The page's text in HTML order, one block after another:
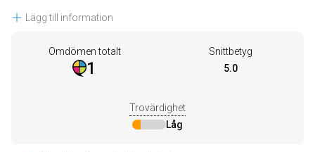
Lägg till information
Omdömen totalt
1
Snittbetyg
5.0
Trovärdighet
Låg